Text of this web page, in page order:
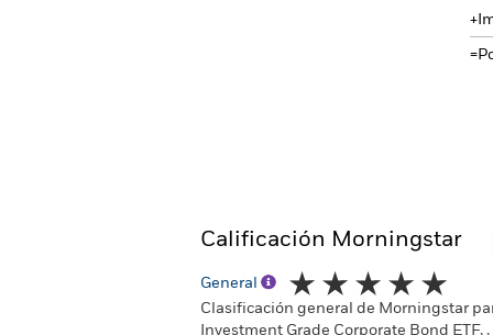
Calificación Morningstar
General
Clasificación general de Morningstar
Investment Grade Corporate Bond